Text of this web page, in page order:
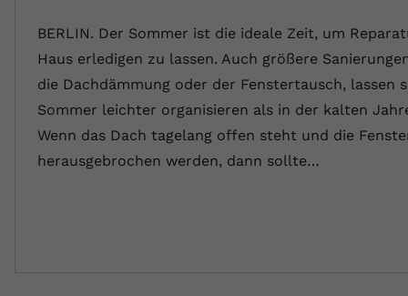
BERLIN. Der Sommer ist die ideale Zeit, um
Haus erledigen zu lassen. Auch größere
die Dachdämmung oder der Fenstertausch, lassen
Sommer leichter organisieren als in der kalten
Wenn das Dach tagelang offen steht und die
herausgebrochen werden, dann sollte…